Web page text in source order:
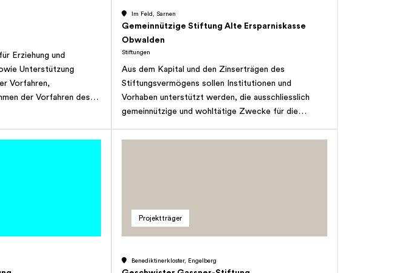
Erziehung und
Unterstützung
Vorfahren,
der Vorfahren des
oder Hilfe zu
Im Feld, Sarnen
Gemeinnützige Stiftung Alte Ersparniskasse
Obwalden
Stiftungen
Aus dem Kapital und den Zinserträgen des
Stiftungsvermögens sollen Institutionen und
Vorhaben unterstützt werden, die ausschliesslich
gemeinnützige und wohltätige Zwecke für die
die keine oder nicht ausreichende öffentliche Mittel
Projektträger
Benediktinerkloster, Engelberg